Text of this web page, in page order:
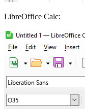
LibreOffice Calc: